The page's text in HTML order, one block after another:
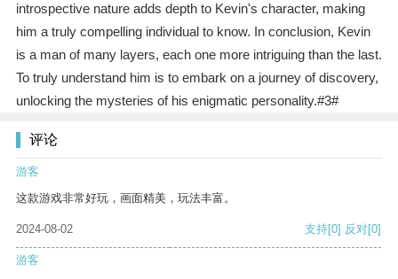
introspective nature adds depth to Kevin's character, making
him a truly compelling individual to know. In conclusion, Kevin
is a man of many layers, each one more intriguing than the last.
To truly understand him is to embark on a journey of discovery,
unlocking the mysteries of his enigmatic personality.#3#
评论
游客
这款游戏非常好玩，画面精美，玩法丰富。
2024-08-02 支持[0] 反对[0]
游客